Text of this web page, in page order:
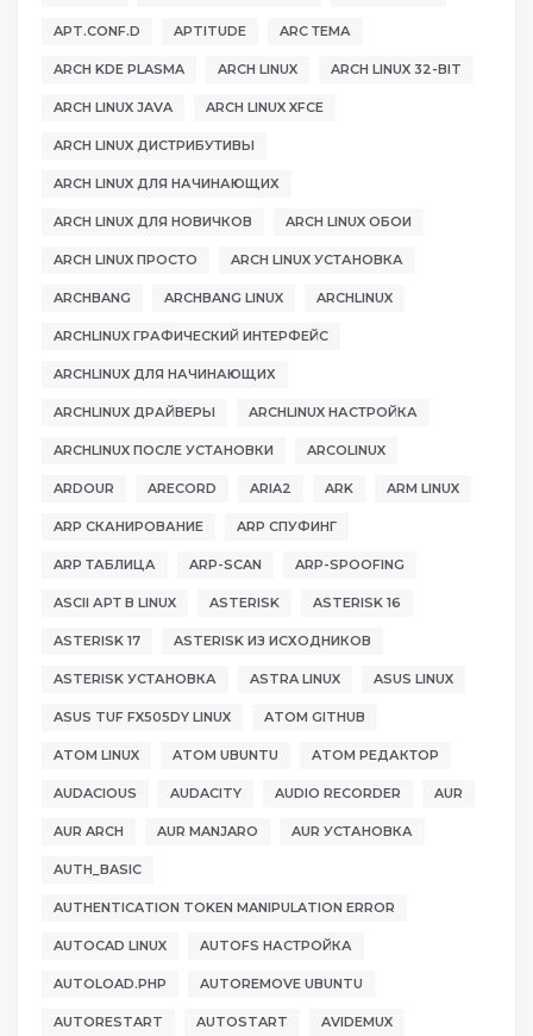
APT.CONF.D APTITUDE ARC ТЕМА
ARCH KDE PLASMA ARCH LINUX ARCH LINUX 32-BIT
ARCH LINUX JAVA ARCH LINUX XFCE
ARCH LINUX ДИСТРИБУТИВЫ
ARCH LINUX ДЛЯ НАЧИНАЮЩИХ
ARCH LINUX ДЛЯ НОВИЧКОВ ARCH LINUX ОБОИ
ARCH LINUX ПРОСТО ARCH LINUX УСТАНОВКА
ARCHBANG ARCHBANG LINUX ARCHLINUX
ARCHLINUX ГРАФИЧЕСКИЙ ИНТЕРФЕЙС
ARCHLINUX ДЛЯ НАЧИНАЮЩИХ
ARCHLINUX ДРАЙВЕРЫ ARCHLINUX НАСТРОЙКА
ARCHLINUX ПОСЛЕ УСТАНОВКИ ARCOLINUX
ARDOUR ARECORD ARIA2 ARK ARM LINUX
ARP СКАНИРОВАНИЕ ARP СПУФИНГ
ARP ТАБЛИЦА ARP-SCAN ARP-SPOOFING
ASCII АРТ В LINUX ASTERISK ASTERISK 16
ASTERISK 17 ASTERISK ИЗ ИСХОДНИКОВ
ASTERISK УСТАНОВКА ASTRA LINUX ASUS LINUX
ASUS TUF FX505DY LINUX ATOM GITHUB
ATOM LINUX ATOM UBUNTU ATOM РЕДАКТОР
AUDACIOUS AUDACITY AUDIO RECORDER AUR
AUR ARCH AUR MANJARO AUR УСТАНОВКА
AUTH_BASIC
AUTHENTICATION TOKEN MANIPULATION ERROR
AUTOCAD LINUX AUTOFS НАСТРОЙКА
AUTOLOAD.PHP AUTOREMOVE UBUNTU
AUTORESTART AUTOSTART AVIDEMUX